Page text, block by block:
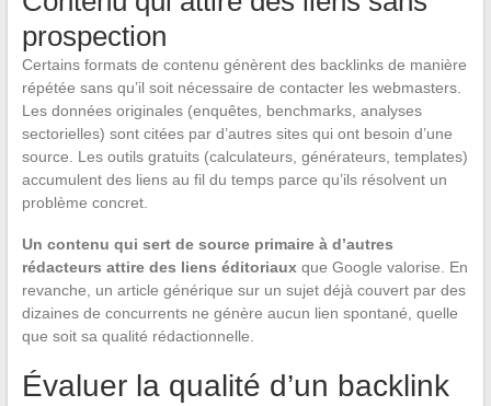
prospection
Certains formats de contenu génèrent des backlinks de manière
répétée sans qu’il soit nécessaire de contacter les webmasters.
Les données originales (enquêtes, benchmarks, analyses
sectorielles) sont citées par d’autres sites qui ont besoin d’une
source. Les outils gratuits (calculateurs, générateurs, templates)
accumulent des liens au fil du temps parce qu’ils résolvent un
problème concret.
Un contenu qui sert de source primaire à d’autres
rédacteurs attire des liens éditoriauxque Google valorise. En
revanche, un article générique sur un sujet déjà couvert par des
dizaines de concurrents ne génère aucun lien spontané, quelle
que soit sa qualité rédactionnelle.
Évaluer la qualité d’un backlink